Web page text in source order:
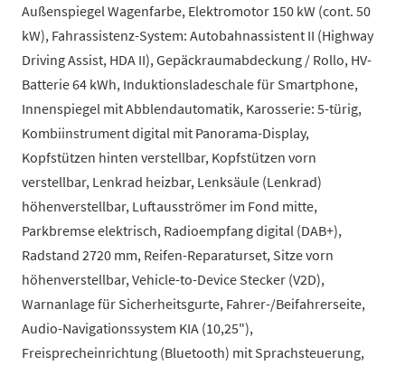
Außenspiegel Wagenfarbe, Elektromotor 150 kW (cont. 50
kW), Fahrassistenz-System: Autobahnassistent II (Highway
Driving Assist, HDA II), Gepäckraumabdeckung / Rollo, HV-
Batterie 64 kWh, Induktionsladeschale für Smartphone,
Innenspiegel mit Abblendautomatik, Karosserie: 5-türig,
Kombiinstrument digital mit Panorama-Display,
Kopfstützen hinten verstellbar, Kopfstützen vorn
verstellbar, Lenkrad heizbar, Lenksäule (Lenkrad)
höhenverstellbar, Luftausströmer im Fond mitte,
Parkbremse elektrisch, Radioempfang digital (DAB+),
Radstand 2720 mm, Reifen-Reparaturset, Sitze vorn
höhenverstellbar, Vehicle-to-Device Stecker (V2D),
Warnanlage für Sicherheitsgurte, Fahrer-/Beifahrerseite,
Audio-Navigationssystem KIA (10,25"),
Freisprecheinrichtung (Bluetooth) mit Sprachsteuerung,